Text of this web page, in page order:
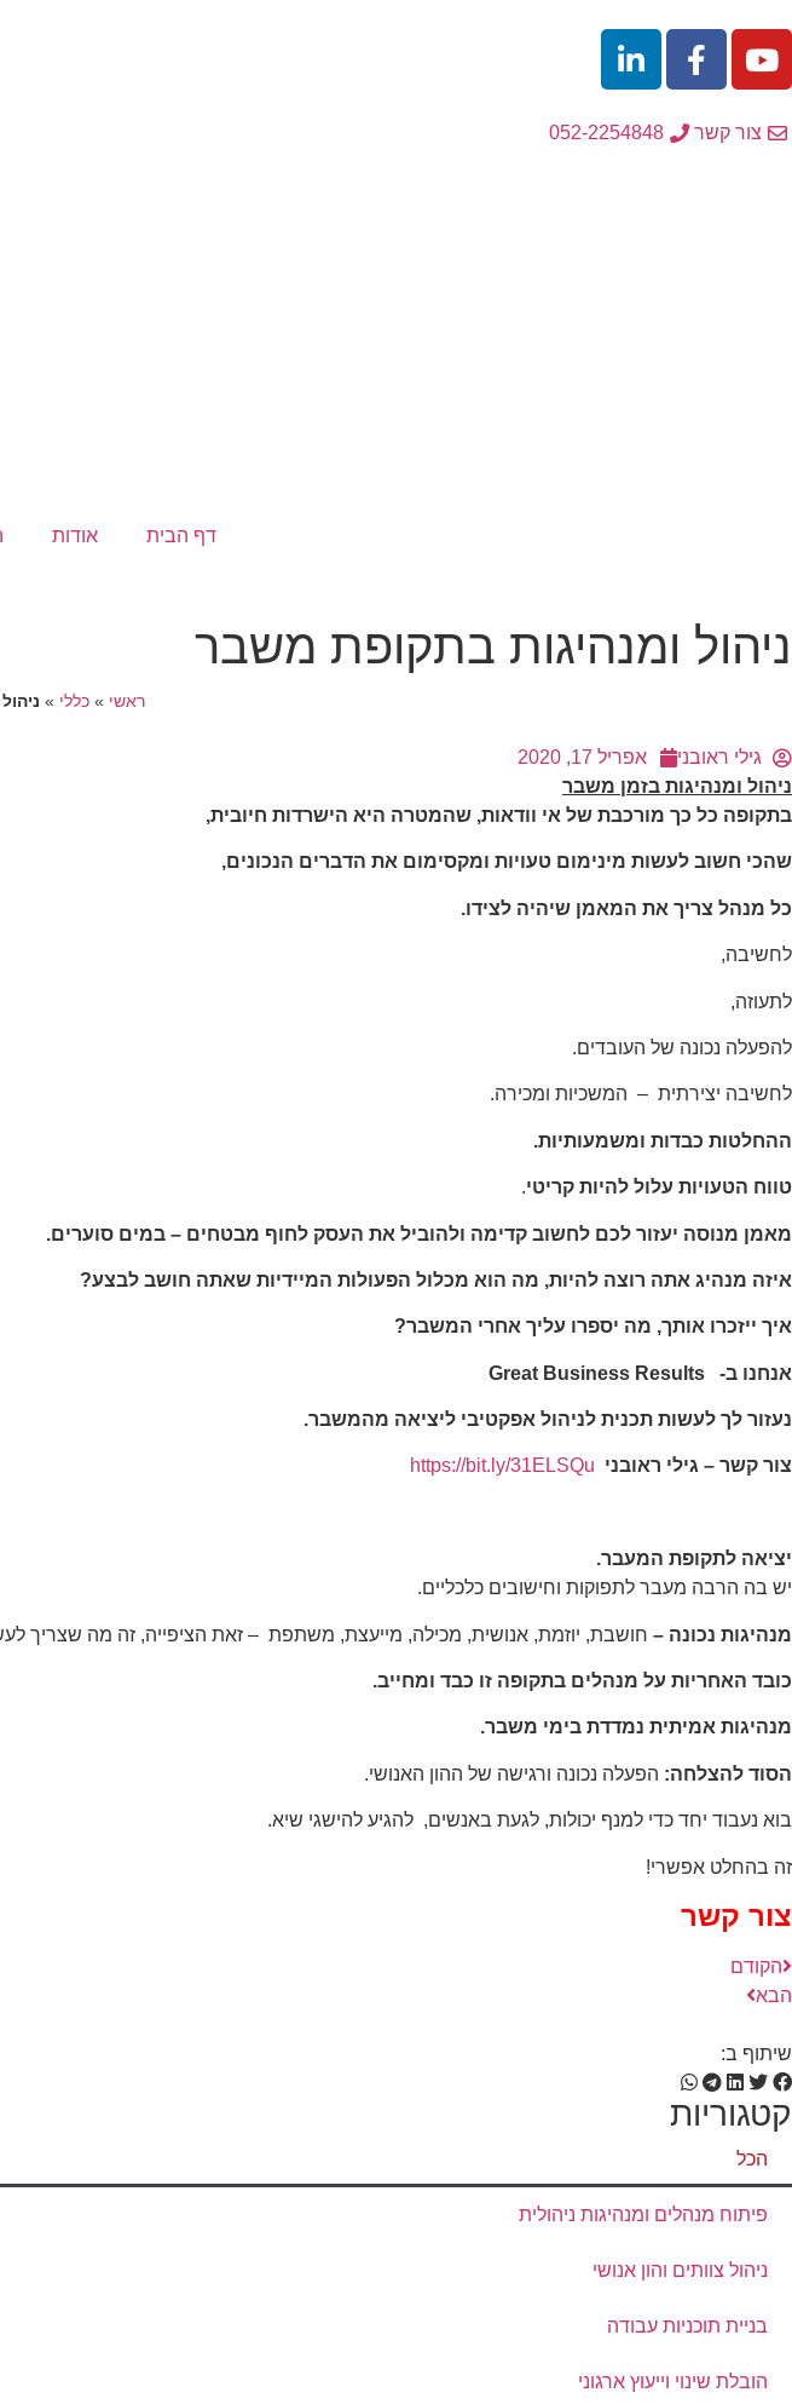
צור קשר 052-2254848
דף הבית אודות
ניהול ומנהיגות בתקופת משבר
ראשי »כללי »
גילי ראובני
אפריל 17, 2020
ניהול ומנהיגות בזמן משבר
בתקופה כל כך מורכבת של אי וודאות, שהמטרה היא הישרדות חיובית,
שהכי חשוב לעשות מינימום טעויות ומקסימום את הדברים הנכונים,
כל מנהל צריך את המאמן שיהיה לצידו.
לחשיבה,
לתעוזה,
להפעלה נכונה של העובדים.
לחשיבה יצירתית – המשכיות ומכירה.
ההחלטות כבדות ומשמעותיות.
טווח הטעויות עלול להיות קריטי.
מאמן מנוסה יעזור לכם לחשוב קדימה ולהוביל את העסק לחוף מבטחים – במים סוערים.
איזה מנהיג אתה רוצה להיות, מה הוא מכלול הפעולות המיידיות שאתה חושב לבצע?
איך ייזכרו אותך, מה יספרו עליך אחרי המשבר?
אנחנו ב- Great Business Results
נעזור לך לעשות תכנית לניהול אפקטיבי ליציאה מהמשבר.
צור קשר – גילי ראובני https://bit.ly/31ELSQu
יציאה לתקופת המעבר.
יש בה הרבה מעבר לתפוקות וחישובים כלכליים.
מנהיגות נכונה – חושבת, יוזמת, אנושית, מכילה, מייעצת, משתפת – זאת הציפייה, זה מה שצריך
כובד האחריות על מנהלים בתקופה זו כבד ומחייב.
מנהיגות אמיתית נמדדת בימי משבר.
הסוד להצלחה: הפעלה נכונה ורגישה של ההון האנושי.
בוא נעבוד יחד כדי למנף יכולות, לגעת באנשים, להגיע להישגי שיא.
זה בהחלט אפשרי!
צור קשר
הקודם
הבא
שיתוף ב:
קטגוריות
הכל
פיתוח מנהלים ומנהיגות ניהולית
ניהול צוותים והון אנושי
בניית תוכניות עבודה
הובלת שינוי וייעוץ ארגוני
הכרחי
קובצי
Cookie אלו
אינם
הם נדרשים
האתר.
סטטיסטיקות
תפקוד האתר
בהתבסס על
באתר.
חוויית
כדי שהאתר
שלנו יעבוד
מיטבית
ביקורך. אם
לקובצי
באתר
עשויות
להיעלם.
שיווקי
שיתוף
העניין
שלך בעת
באתר,
תגדל
לראות תוכן
מותאמות
אישית.